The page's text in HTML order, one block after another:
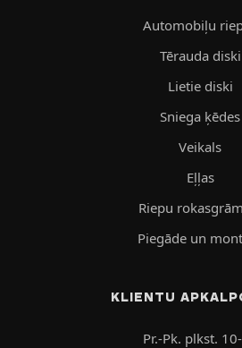
Automobiļu
Tērauda diski
Lietie diski
Sniega ķēdes
Veikals
Eļļas
Riepu
Piegāde un
KLIENTU
Pr.-Pk. plkst.